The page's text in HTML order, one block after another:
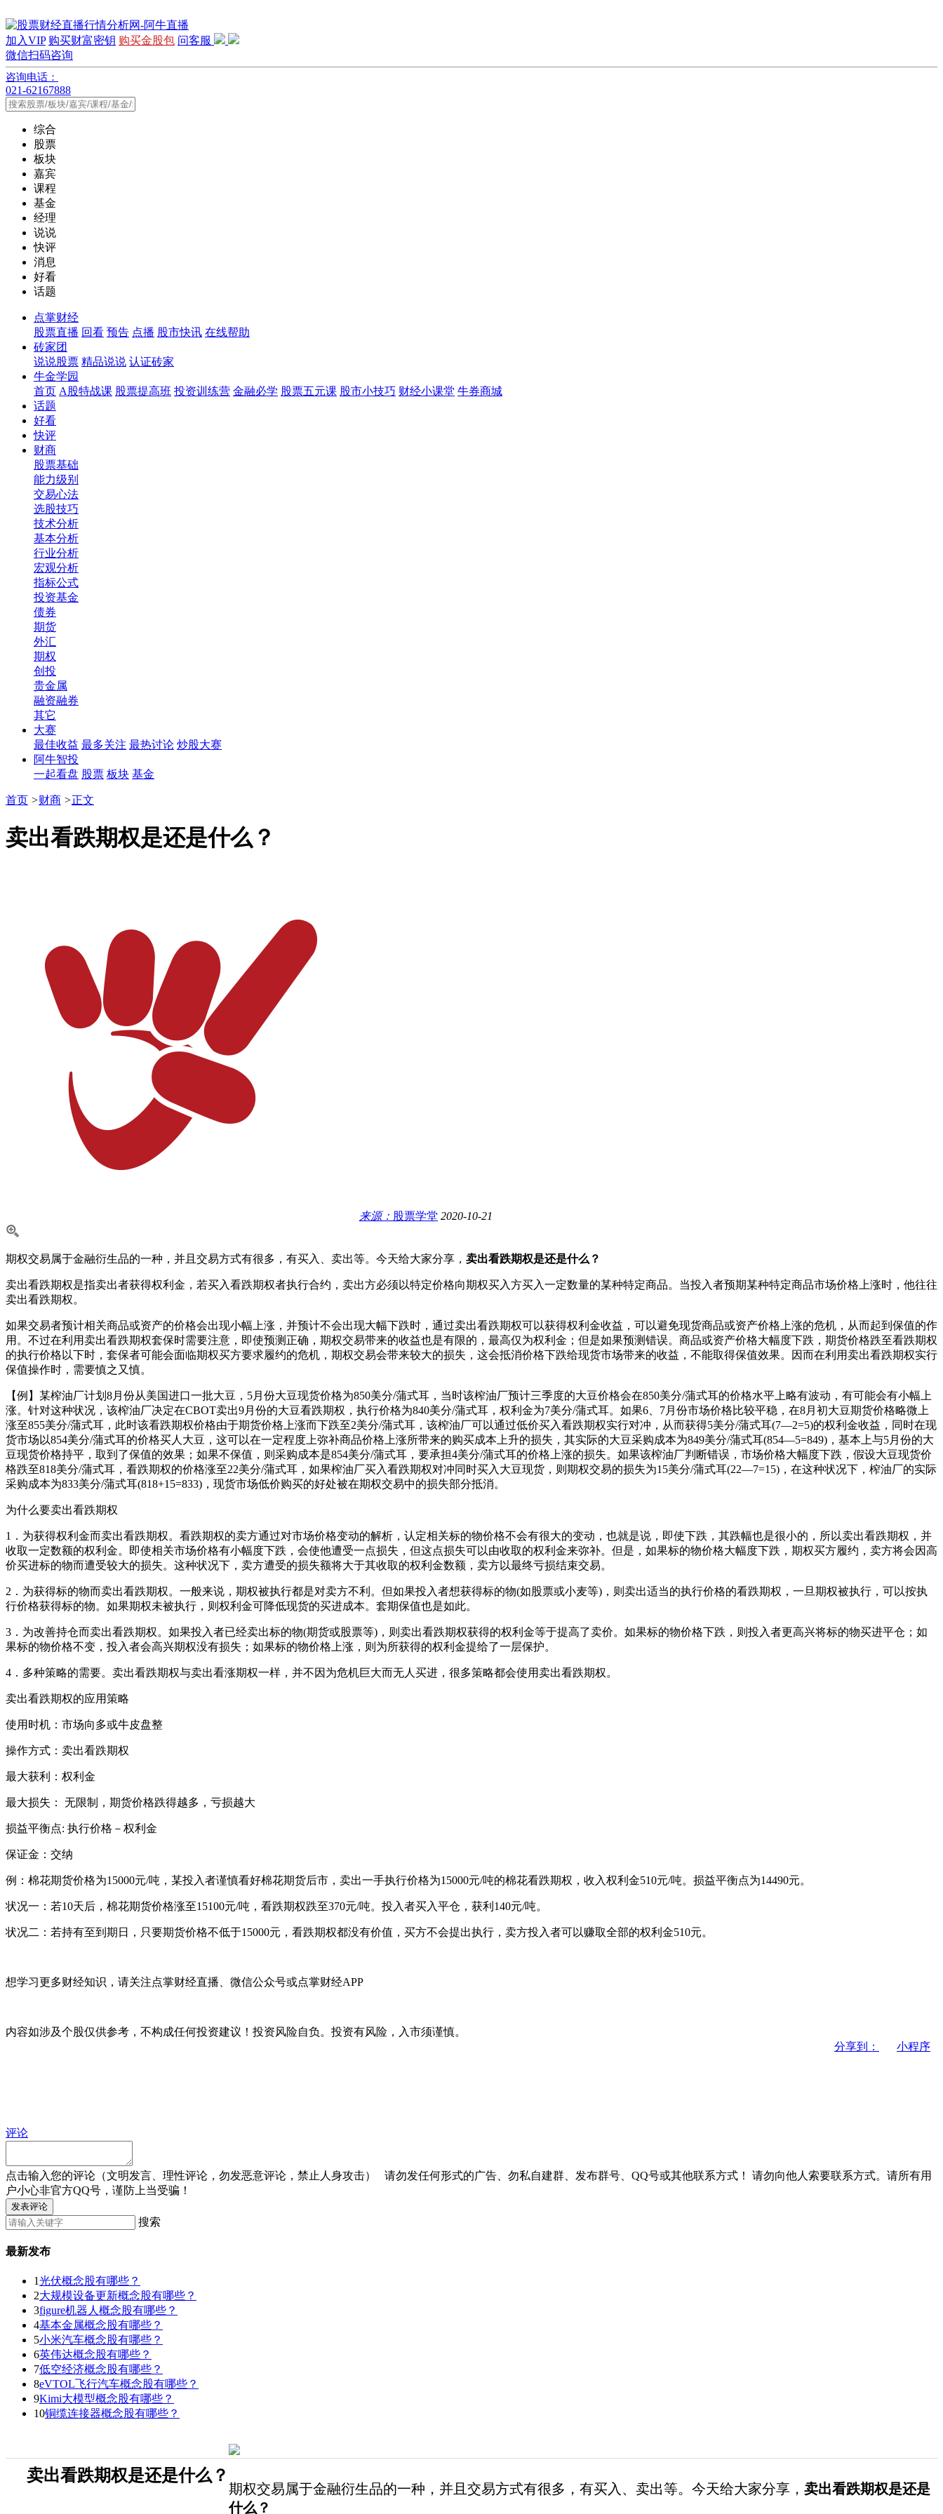
加入VIP 购买财富密钥 购买金股包 问客服
微信扫码咨询
咨询电话：
021-62167888
综合
股票
板块
嘉宾
课程
基金
经理
说说
快评
消息
好看
话题
点掌财经
股票直播 回看 预告 点播 股市快讯 在线帮助
砖家团
说说股票 精品说说 认证砖家
牛金学园
首页 A股特战课 股票提高班 投资训练营 金融必学 股票五元课 股市小技巧 财经小课堂 牛券商城
话题
好看
快评
财商
股票基础
能力级别
交易心法
选股技巧
技术分析
基本分析
行业分析
宏观分析
指标公式
投资基金
债券
期货
外汇
期权
创投
贵金属
融资融券
其它
大赛
最佳收益 最多关注 最热讨论 炒股大赛
阿牛智投
一起看盘 股票 板块 基金
首页 >财商 >正文
卖出看跌期权是还是什么？
来源： 股票学堂 2020-10-21
期权交易属于金融衍生品的一种，并且交易方式有很多，有买入、卖出等。今天给大家分享， 卖出看跌期权是还是什么？
卖出看跌期权是指卖出者获得权利金，若买入看跌期权者执行合约，卖出方必须以特定价格向期权买入方买入一定数量的某种特定商品。当投入者预期某种特定商品市场价格上涨时，他往往
卖出看跌期权。
如果交易者预计相关商品或资产的价格会出现小幅上涨，并预计不会出现大幅下跌时，通过卖出看跌期权可以获得权利金收益，可以避免现货商品或资产价格上涨的危机，从而起到保值的作
用。不过在利用卖出看跌期权套保时需要注意，即使预测正确，期权交易带来的收益也是有限的，最高仅为权利金；但是如果预测错误。商品或资产价格大幅度下跌，期货价格跌至看跌期权
的执行价格以下时，套保者可能会面临期权买方要求履约的危机，期权交易会带来较大的损失，这会抵消价格下跌给现货市场带来的收益，不能取得保值效果。因而在利用卖出看跌期权实行
保值操作时，需要慎之又慎。
【例】某榨油厂计划8月份从美国进口一批大豆，5月份大豆现货价格为850美分/蒲式耳，当时该榨油厂预计三季度的大豆价格会在850美分/蒲式耳的价格水平上略有波动，有可能会有小幅上
涨。针对这种状况，该榨油厂决定在CBOT卖出9月份的大豆看跌期权，执行价格为840美分/蒲式耳，权利金为7美分/蒲式耳。如果6、7月份市场价格比较平稳，在8月初大豆期货价格略微上
涨至855美分/蒲式耳，此时该看跌期权价格由于期货价格上涨而下跌至2美分/蒲式耳，该榨油厂可以通过低价买入看跌期权实行对冲，从而获得5美分/蒲式耳(7—2=5)的权利金收益，同时在现
货市场以854美分/蒲式耳的价格买人大豆，这可以在一定程度上弥补商品价格上涨所带来的购买成本上升的损失，其实际的大豆采购成本为849美分/蒲式耳(854—5=849)，基本上与5月份的大
豆现货价格持平，取到了保值的效果；如果不保值，则采购成本是854美分/蒲式耳，要承担4美分/蒲式耳的价格上涨的损失。如果该榨油厂判断错误，市场价格大幅度下跌，假设大豆现货价
格跌至818美分/蒲式耳，看跌期权的价格涨至22美分/蒲式耳，如果榨油厂买入看跌期权对冲同时买入大豆现货，则期权交易的损失为15美分/蒲式耳(22—7=15)，在这种状况下，榨油厂的实际
采购成本为833美分/蒲式耳(818+15=833)，现货市场低价购买的好处被在期权交易中的损失部分抵消。
为什么要卖出看跌期权
1．为获得权利金而卖出看跌期权。看跌期权的卖方通过对市场价格变动的解析，认定相关标的物价格不会有很大的变动，也就是说，即使下跌，其跌幅也是很小的，所以卖出看跌期权，并
收取一定数额的权利金。即使相关市场价格有小幅度下跌，会使他遭受一点损失，但这点损失可以由收取的权利金来弥补。但是，如果标的物价格大幅度下跌，期权买方履约，卖方将会因高
价买进标的物而遭受较大的损失。这种状况下，卖方遭受的损失额将大于其收取的权利金数额，卖方以最终亏损结束交易。
2．为获得标的物而卖出看跌期权。一般来说，期权被执行都是对卖方不利。但如果投入者想获得标的物(如股票或小麦等)，则卖出适当的执行价格的看跌期权，一旦期权被执行，可以按执
行价格获得标的物。如果期权未被执行，则权利金可降低现货的买进成本。套期保值也是如此。
3．为改善持仓而卖出看跌期权。如果投入者已经卖出标的物(期货或股票等)，则卖出看跌期权获得的权利金等于提高了卖价。如果标的物价格下跌，则投入者更高兴将标的物买进平仓；如
果标的物价格不变，投入者会高兴期权没有损失；如果标的物价格上涨，则为所获得的权利金提给了一层保护。
4．多种策略的需要。卖出看跌期权与卖出看涨期权一样，并不因为危机巨大而无人买进，很多策略都会使用卖出看跌期权。
卖出看跌期权的应用策略
使用时机：市场向多或牛皮盘整
操作方式：卖出看跌期权
最大获利：权利金
最大损失： 无限制，期货价格跌得越多，亏损越大
损益平衡点: 执行价格－权利金
保证金：交纳
例：棉花期货价格为15000元/吨，某投入者谨慎看好棉花期货后市，卖出一手执行价格为15000元/吨的棉花看跌期权，收入权利金510元/吨。损益平衡点为14490元。
状况一：若10天后，棉花期货价格涨至15100元/吨，看跌期权跌至370元/吨。投入者买入平仓，获利140元/吨。
状况二：若持有至到期日，只要期货价格不低于15000元，看跌期权都没有价值，买方不会提出执行，卖方投入者可以赚取全部的权利金510元。
想学习更多财经知识，请关注点掌财经直播、微信公众号或点掌财经APP
内容如涉及个股仅供参考，不构成任何投资建议！投资风险自负。投资有风险，入市须谨慎。
分享到：
小程序
评论
点击输入您的评论（文明发言、理性评论，勿发恶意评论，禁止人身攻击） 请勿发任何形式的广告、勿私自建群、发布群号、QQ号或其他联系方式！
请勿向他人索要联系方式。请所有用
户小心非官方QQ号，谨防上当受骗！
发表评论
搜索
最新发布
1光伏概念股有哪些？
2大规模设备更新概念股有哪些？
3figure机器人概念股有哪些？
4基本金属概念股有哪些？
5小米汽车概念股有哪些？
6英伟达概念股有哪些？
7低空经济概念股有哪些？
8eVTOL飞行汽车概念股有哪些？
9Kimi大模型概念股有哪些？
10铜缆连接器概念股有哪些？
卖出看跌期权是还是什么？
期权交易属于金融衍生品的一种，并且交易方式有很多，有买入、卖出等。今天给大家分享， 卖出看跌期权是还是
什么？